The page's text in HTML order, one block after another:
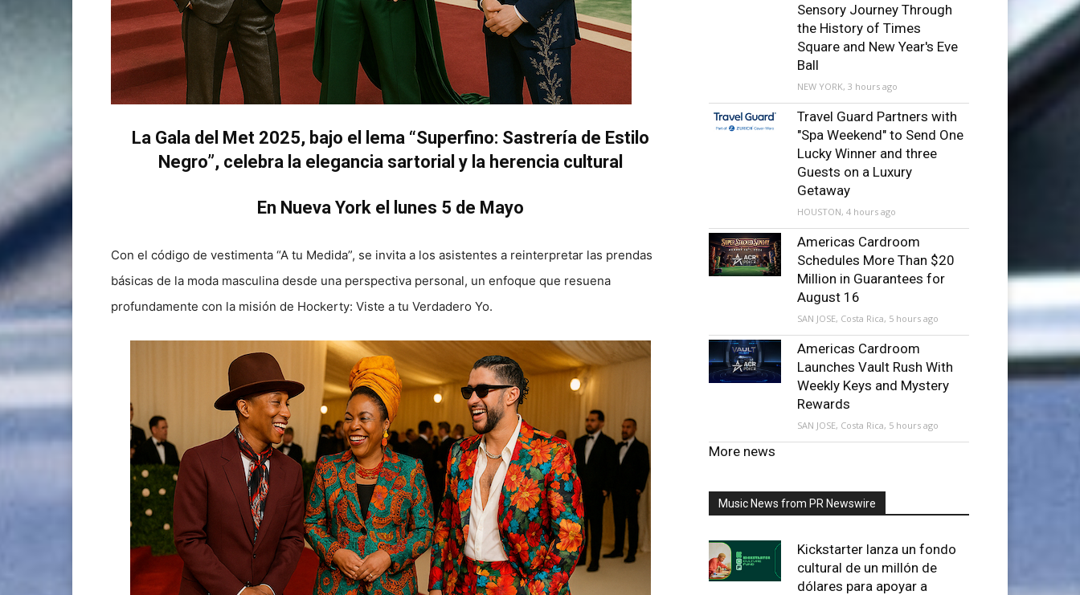
La Gala del Met 2025, bajo el lema “Superfino: Sastrería de Estilo
Negro”, celebra la elegancia sartorial y la herencia cultural
En Nueva York el lunes 5 de Mayo
Con el código de vestimenta “A tu Medida”, se invita a los asistentes a reinterpretar las prendas
básicas de la moda masculina desde una perspectiva personal, un enfoque que resuena
profundamente con la misión de Hockerty: Viste a tu Verdadero Yo.
Sensory Journey Through
the History of Times
Square and New Year's Eve
Ball
NEW YORK, 3 hours ago
Travel Guard Partners with
"Spa Weekend" to Send One
Lucky Winner and three
Guests on a Luxury
Getaway
HOUSTON, 4 hours ago
Americas Cardroom
Schedules More Than $20
Million in Guarantees for
August 16
SAN JOSE, Costa Rica, 5 hours ago
Americas Cardroom
Launches Vault Rush With
Weekly Keys and Mystery
Rewards
SAN JOSE, Costa Rica, 5 hours ago
More news
Music News from PR Newswire
Kickstarter lanza un fondo
cultural de un millón de
dólares para apoyar a